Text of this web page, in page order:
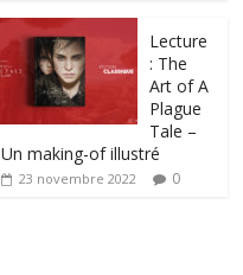
Lecture
: The
Art of A
Plague
Tale –
Un making-of illustré
23 novembre 2022 0